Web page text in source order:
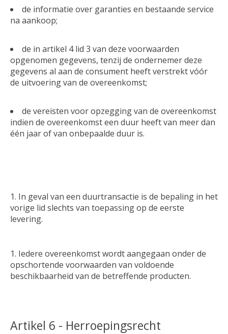
de informatie over garanties en bestaande service
na aankoop;
de in artikel 4 lid 3 van deze voorwaarden
opgenomen gegevens, tenzij de ondernemer deze
gegevens al aan de consument heeft verstrekt vóór
de uitvoering van de overeenkomst;
de vereisten voor opzegging van de overeenkomst
indien de overeenkomst een duur heeft van meer dan
één jaar of van onbepaalde duur is.
In geval van een duurtransactie is de bepaling in het
vorige lid slechts van toepassing op de eerste
levering.
Iedere overeenkomst wordt aangegaan onder de
opschortende voorwaarden van voldoende
beschikbaarheid van de betreffende producten.
Artikel 6 - Herroepingsrecht